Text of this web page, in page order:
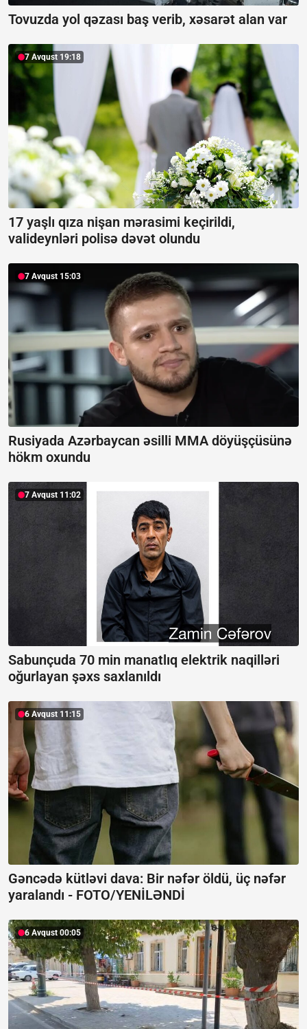
Tovuzda yol qəzası baş verib, xəsarət alan var
7 Avqust 19:18
17 yaşlı qıza nişan mərasimi keçirildi,
valideynləri polisə dəvət olundu
7 Avqust 15:03
Rusiyada Azərbaycan əsilli MMA döyüşçüsünə
hökm oxundu
7 Avqust 11:02
Sabunçuda 70 min manatlıq elektrik naqilləri
oğurlayan şəxs saxlanıldı
6 Avqust 11:15
Gəncədə kütləvi dava: Bir nəfər öldü, üç nəfər
yaralandı - FOTO/YENİLƏNDİ
6 Avqust 00:05